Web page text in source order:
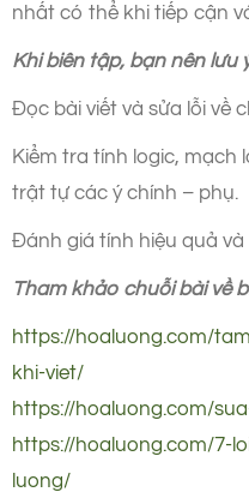
nhất có thể khi tiếp cận
Khi biên tập, bạn nên lưu
Đọc bài viết và sửa lỗi về
Kiểm tra tính logic, mạch
trật tự các ý chính – phụ.
Đánh giá tính hiệu quả
Tham khảo chuỗi bài về
https://hoaluong.com/
khi-viet/
https://hoaluong.com/
https://hoaluong.com/7-
luong/